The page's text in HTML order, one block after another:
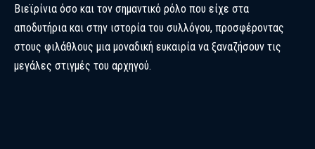
Βιεϊρίνια όσο και τον σημαντικό ρόλο που είχε στα
αποδυτήρια και στην ιστορία του συλλόγου, προσφέροντας
στους φιλάθλους μια μοναδική ευκαιρία να ξαναζήσουν τις
μεγάλες στιγμές του αρχηγού.